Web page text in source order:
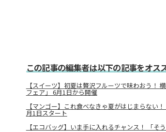
この記事の編集者は以下の記事をオス
【スイーツ】初夏は贅沢フルーツで味わおう！
フェア」 6月1日から開催
【マンゴー】これ食べなきゃ夏がはじまらない
月1日スタート
【エコバッグ】いま手に入れるチャンス！ 「そ